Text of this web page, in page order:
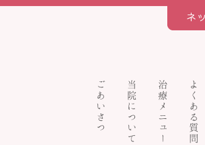
ごあいさつ 当院について 治療メニュー よくある質問